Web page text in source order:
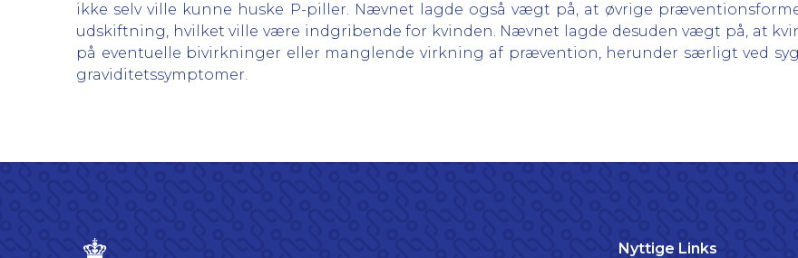
ikke selv ville kunne huske P-piller. Nævnet lagde også vægt på, at øvrige
udskiftning, hvilket ville være indgribende for kvinden. Nævnet lagde desuden vægt på, at
på eventuelle bivirkninger eller manglende virkning af prævention, herunder særligt ved
graviditetssymptomer.
Nyttige Links